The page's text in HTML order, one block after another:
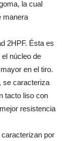
la cual
manera
2HPF. Ésta es
núcleo de
en el tiro.
, se caracteriza
tacto liso con
resistencia
por